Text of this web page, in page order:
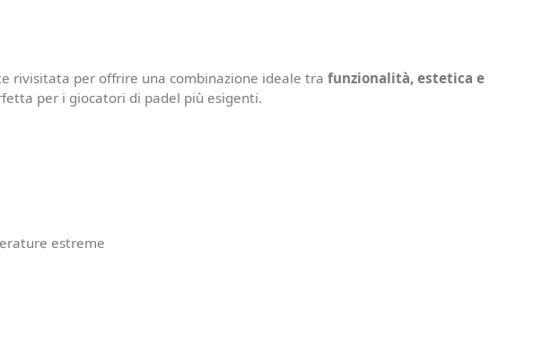
rivisitata per offrire una combinazione ideale tra funzionalità, estetica e
per i giocatori di padel più esigenti.
estreme